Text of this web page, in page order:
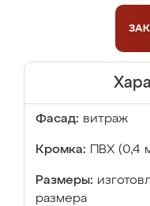
Фасад: витраж
Кромка: ПВХ (0,4
Размеры:
размера